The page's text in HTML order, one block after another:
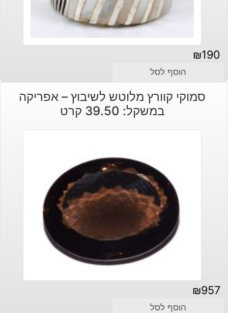
₪190
הוסף לסל
סמוקי קוורץ מלוטש לשיבוץ – אפריקה
במשקל: 39.50 קרט
₪957
הוסף לסל